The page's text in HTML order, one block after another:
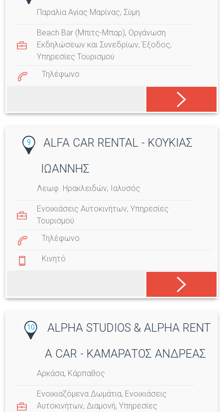
Παραλία Αγίας Μαρίνας, Σύμη
Beach Bar (Μπιτς-Μπαρ), Οργάνωση
Εκδηλώσεων και Συνεδρίων,Έξοδος,
Υπηρεσίες Τουρισμού
Τηλέφωνο
9
ALFA CAR RENTAL - ΚΟΥΚΙΑΣ
ΙΩΑΝΝΗΣ
Λεωφ. Ηρακλειδών, Ιαλυσός
Ενοικιάσεις Αυτοκινήτων,Υπηρεσίες
Τουρισμού
Τηλέφωνο
Κινητό
10
ALPHA STUDIOS & ALPHA RENT
A CAR - ΚΑΜΑΡΑΤΟΣ ΑΝΔΡΕΑΣ
Αρκάσα, Κάρπαθος
Ενοικιαζόμενα Δωμάτια, Ενοικιάσεις
Αυτοκινήτων,Διαμονή,Υπηρεσίες